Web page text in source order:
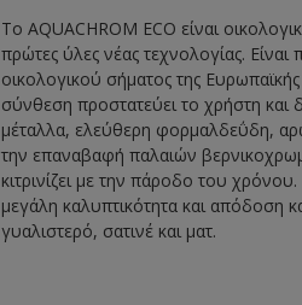
Το AQUACHROM ECO είναι
πρώτες ύλες νέας τεχνολογίας.
οικολογικού σήματος της
σύνθεση προστατεύει το χρήστη και
μέταλλα, ελεύθερη φορμαλδεΰδη,
την επαναβαφή παλαιών
κιτρινίζει με την πάροδο του
μεγάλη καλυπτικότητα και απόδοση
γυαλιστερό, σατινέ και ματ.